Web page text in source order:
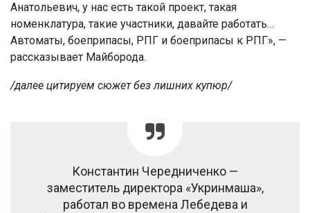
Анатольевич, у нас есть такой проект, такая
номенклатура, такие участники, давайте работать…
Автоматы, боеприпасы, РПГ и боеприпасы к РПГ», —
рассказывает Майборода.
/далее цитируем сюжет без лишних купюр/
Константин Чередниченко —
заместитель директора «Укринмаша»,
работал во времена Лебедева и